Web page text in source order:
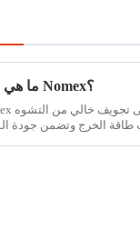
ما هي وظيفة آلة قطع الورق Nomex؟